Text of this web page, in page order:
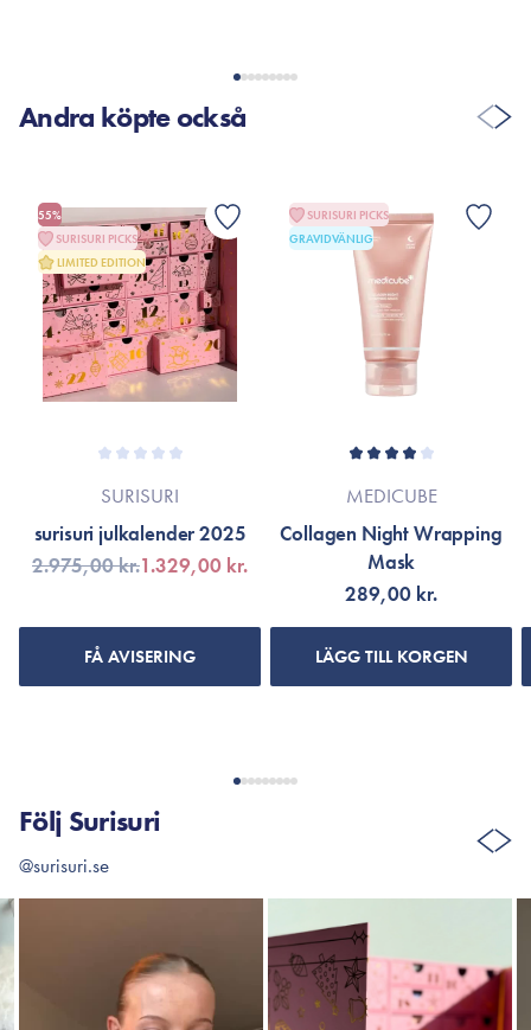
Andra köpte också
55%
SURISURI PICKS
LIMITED EDITION
SURISURI
surisuri julkalender 2025
2.975,00 kr.1.329,00 kr.
FÅ AVISERING
SURISURI PICKS
GRAVIDVÄNLIG
MEDICUBE
Collagen Night Wrapping
Mask
289,00 kr.
LÄGG TILL KORGEN
Följ Surisuri
@surisuri.se